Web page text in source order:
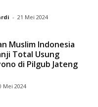
- 21 Mei 2024
Muslim Indonesia
Total Usung
di Pilgub Jateng
Mei 2024